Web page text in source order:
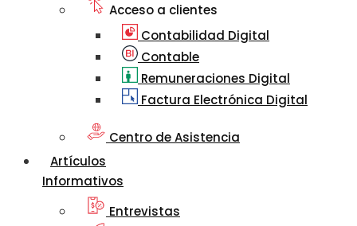
Acceso a clientes
Contabilidad Digital
Contable
Remuneraciones Digital
Factura Electrónica Digital
Centro de Asistencia
Artículos
Informativos
Entrevistas